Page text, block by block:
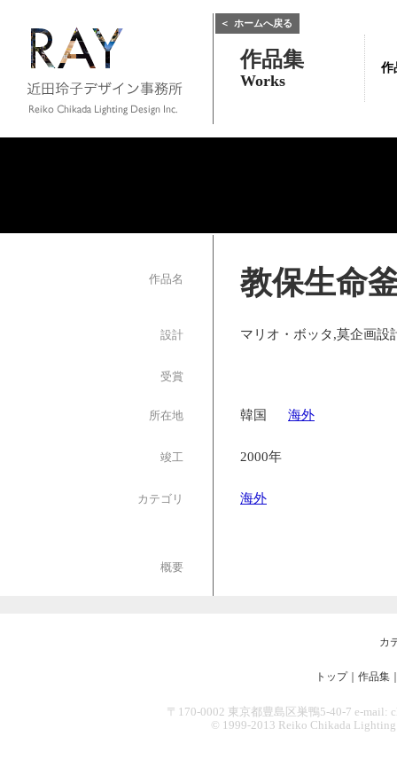
作品集
Works
＜ ホームへ戻る
作
作品名 教保生命
設計 マリオ・ボッタ,莫企画設
受賞
所在地 韓国 海外
竣工 2000年
カテゴリ 海外
概要
カ
トップ｜ 作品集
〒170-0002 東京都豊島区巣鴨5-40-7 e-mail:
© 1999-2013 Reiko Chikada Lighting